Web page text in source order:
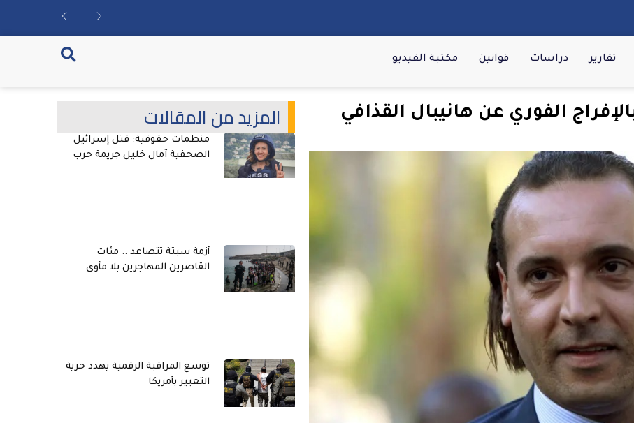
تقارير دراسات قوانين مكتبة الفيديو
الفوري عن هانيبال القذافي
المزيد من المقالات
منظمات حقوقية: قتل إسرائيل
الصحفية آمال خليل جريمة حرب
أزمة سبتة تتصاعد .. مئات
القاصرين المهاجرين بلا مأوى
توسع المراقبة الرقمية يهدد حرية
التعبير بأمريكا